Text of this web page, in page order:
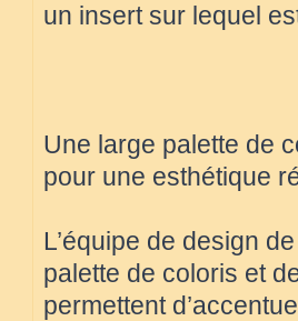
un insert sur lequel
Une large palette de
pour une esthétique
L’équipe de design
palette de coloris et
permettent